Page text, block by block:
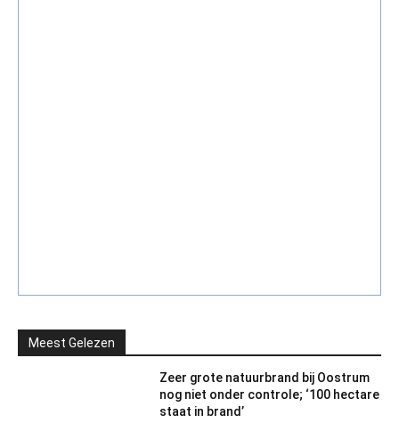
Meest Gelezen
Zeer grote natuurbrand bij Oostrum
nog niet onder controle; ‘100 hectare
staat in brand’